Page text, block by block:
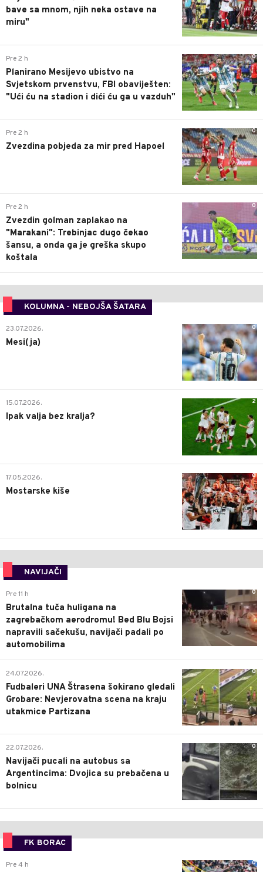
bave sa mnom, njih neka ostave na
miru"
0
Pre 2 h
Planirano Mesijevo ubistvo na
Svjetskom prvenstvu, FBI obaviješten:
"Ući ću na stadion i dići ću ga u vazduh"
0
Pre 2 h
Zvezdina pobjeda za mir pred Hapoel
0
Pre 2 h
Zvezdin golman zaplakao na
"Marakani": Trebinjac dugo čekao
šansu, a onda ga je greška skupo
koštala
KOLUMNA - NEBOJŠA ŠATARA
0
23.07.2026.
Mesi(ja)
2
15.07.2026.
Ipak valja bez kralja?
0
17.05.2026.
Mostarske kiše
NAVIJAČI
0
Pre 11 h
Brutalna tuča huligana na
zagrebačkom aerodromu! Bed Blu Bojsi
napravili sačekušu, navijači padali po
automobilima
0
24.07.2026.
Fudbaleri UNA Štrasena šokirano gledali
Grobare: Nevjerovatna scena na kraju
utakmice Partizana
0
22.07.2026.
Navijači pucali na autobus sa
Argentincima: Dvojica su prebačena u
bolnicu
FK BORAC
0
Pre 4 h